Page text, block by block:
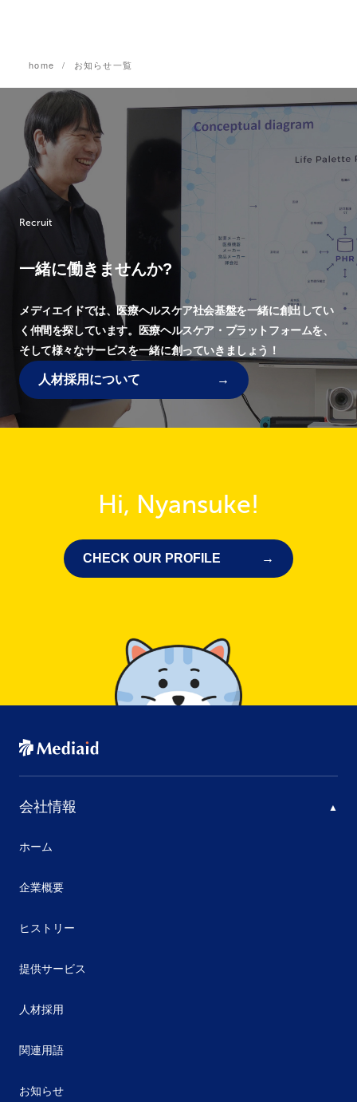
home お知らせ一覧
Recruit
一緒に働きませんか?
メディエイドでは、医療ヘルスケア社会基盤を一緒に創出してい
く仲間を探しています。
医療ヘルスケア・プラットフォームを、
そして様々なサービスを一緒に創っていきましょう！
人材採用について
Hi, Nyansuke!
CHECK OUR PROFILE
会社情報
ホーム
企業概要
ヒストリー
提供サービス
人材採用
関連用語
お知らせ